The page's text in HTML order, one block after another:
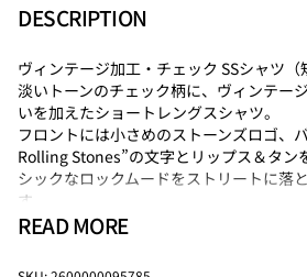
DESCRIPTION
ヴィンテージ加工・チェック SSシャツ（
淡いトーンのチェック柄に、ヴィンテー
いを加えたショートレングスシャツ。
フロントには小さめのストーンズロゴ、
Rolling Stones”の文字とリップス＆タン
シックなロックムードをストリートに落
す。
短丈シルエットが今のスタイルにフィッ
READ MORE